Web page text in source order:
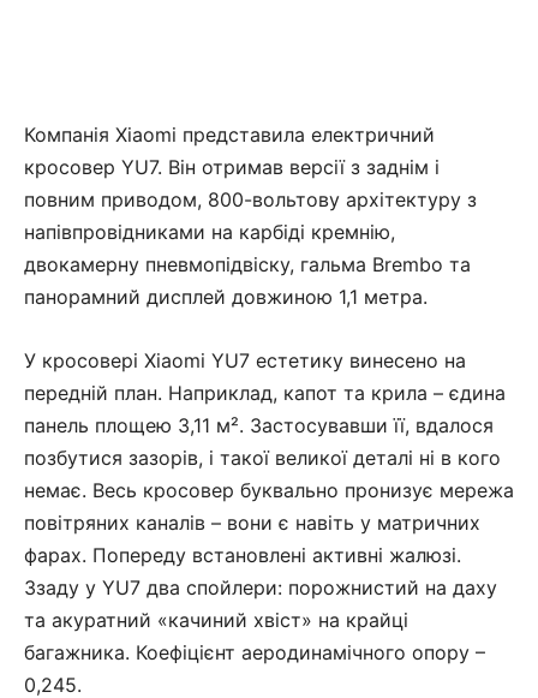
Компанія Xiaomi представила електричний
кросовер YU7. Він отримав версії з заднім і
повним приводом, 800-вольтову архітектуру з
напівпровідниками на карбіді кремнію,
двокамерну пневмопідвіску, гальма Brembo та
панорамний дисплей довжиною 1,1 метра.
У кросовері Xiaomi YU7 естетику винесено на
передній план. Наприклад, капот та крила – єдина
панель площею 3,11 м². Застосувавши її, вдалося
позбутися зазорів, і такої великої деталі ні в кого
немає. Весь кросовер буквально пронизує мережа
повітряних каналів – вони є навіть у матричних
фарах. Попереду встановлені активні жалюзі.
Ззаду у YU7 два спойлери: порожнистий на даху
та акуратний «качиний хвіст» на крайці
багажника. Коефіцієнт аеродинамічного опору –
0,245.